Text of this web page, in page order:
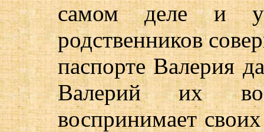
самом деле и
родственников
паспорте Валерия
Валерий их
воспринимает